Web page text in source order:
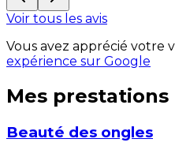
Voir tous les avis
Vous avez apprécié votre
expérience sur Google
Mes prestations
Beauté des ongles